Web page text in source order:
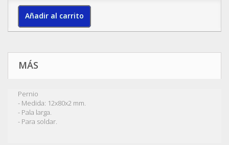
Añadir al carrito
MÁS
Pernio
- Medida: 12x80x2 mm.
- Pala larga.
- Para soldar.